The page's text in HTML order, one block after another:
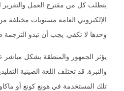
يتطلب كل من مقترح العمل والتقرير
الإلكتروني العامة مستويات مختلفة
وحدها لا تكفي. يجب أن تبدو الترجمة
يؤثر الجمهور والمنطقة بشكل مباشر
والنبرة. قد تختلف اللغة الصينية
تلك المستخدمة في هونغ كونغ أو